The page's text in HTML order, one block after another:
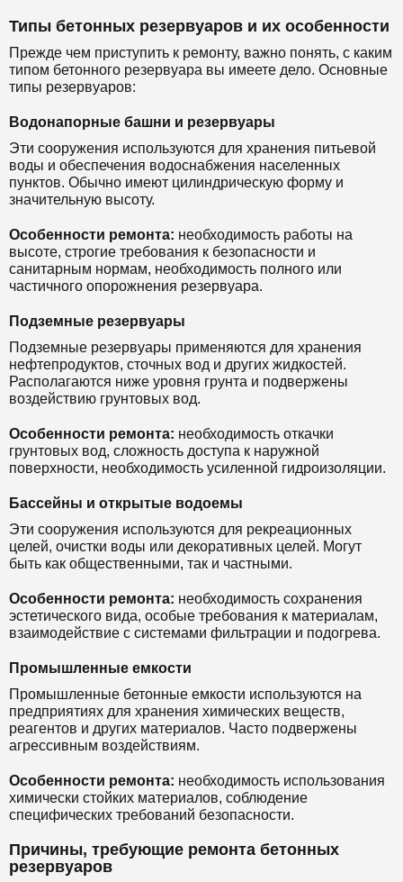
Типы бетонных резервуаров и их особенности
Прежде чем приступить к ремонту, важно понять, с каким
типом бетонного резервуара вы имеете дело. Основные
типы резервуаров:
Водонапорные башни и резервуары
Эти сооружения используются для хранения питьевой
воды и обеспечения водоснабжения населенных
пунктов. Обычно имеют цилиндрическую форму и
значительную высоту.
Особенности ремонта: необходимость работы на
высоте, строгие требования к безопасности и
санитарным нормам, необходимость полного или
частичного опорожнения резервуара.
Подземные резервуары
Подземные резервуары применяются для хранения
нефтепродуктов, сточных вод и других жидкостей.
Располагаются ниже уровня грунта и подвержены
воздействию грунтовых вод.
Особенности ремонта: необходимость откачки
грунтовых вод, сложность доступа к наружной
поверхности, необходимость усиленной гидроизоляции.
Бассейны и открытые водоемы
Эти сооружения используются для рекреационных
целей, очистки воды или декоративных целей. Могут
быть как общественными, так и частными.
Особенности ремонта: необходимость сохранения
эстетического вида, особые требования к материалам,
взаимодействие с системами фильтрации и подогрева.
Промышленные емкости
Промышленные бетонные емкости используются на
предприятиях для хранения химических веществ,
реагентов и других материалов. Часто подвержены
агрессивным воздействиям.
Особенности ремонта: необходимость использования
химически стойких материалов, соблюдение
специфических требований безопасности.
Причины, требующие ремонта бетонных
резервуаров